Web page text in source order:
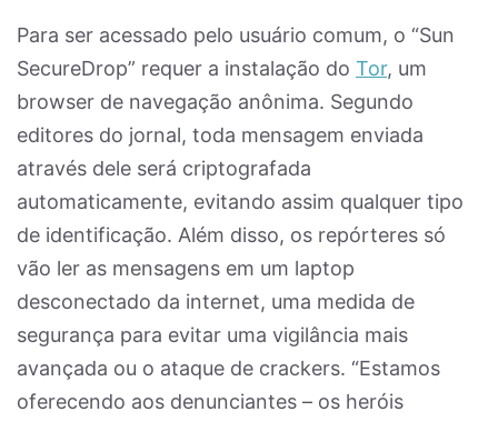
Para ser acessado pelo usuário comum, o “Sun
SecureDrop” requer a instalação do Tor, um
browser de navegação anônima. Segundo
editores do jornal, toda mensagem enviada
através dele será criptografada
automaticamente, evitando assim qualquer tipo
de identificação. Além disso, os repórteres só
vão ler as mensagens em um laptop
desconectado da internet, uma medida de
segurança para evitar uma vigilância mais
avançada ou o ataque de crackers. “Estamos
oferecendo aos denunciantes – os heróis